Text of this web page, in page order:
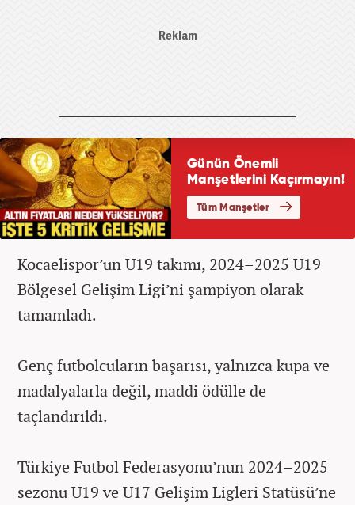
Kocaelispor’un U19 takımı, 2024–2025 U19
Bölgesel Gelişim Ligi’ni şampiyon olarak
tamamladı.
Genç futbolcuların başarısı, yalnızca kupa ve
madalyalarla değil, maddi ödülle de
taçlandırıldı.
Türkiye Futbol Federasyonu’nun 2024–2025
sezonu U19 ve U17 Gelişim Ligleri Statüsü’ne